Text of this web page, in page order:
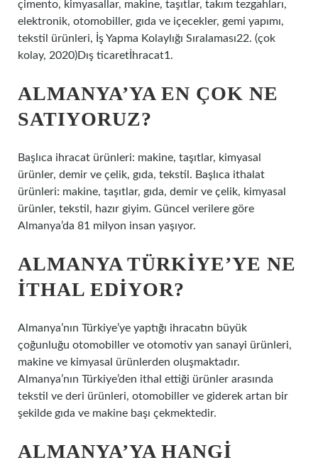
çimento, kimyasallar, makine, taşıtlar, takım tezgahları,
elektronik, otomobiller, gıda ve içecekler, gemi yapımı,
tekstil ürünleri, İş Yapma Kolaylığı Sıralaması22. (çok
kolay, 2020)Dış ticaretİhracat1.
ALMANYA’YA EN ÇOK NE
SATIYORUZ?
Başlıca ihracat ürünleri: makine, taşıtlar, kimyasal
ürünler, demir ve çelik, gıda, tekstil. Başlıca ithalat
ürünleri: makine, taşıtlar, gıda, demir ve çelik, kimyasal
ürünler, tekstil, hazır giyim. Güncel verilere göre
Almanya’da 81 milyon insan yaşıyor.
ALMANYA TÜRKIYE’YE NE
ITHAL EDIYOR?
Almanya’nın Türkiye’ye yaptığı ihracatın büyük
çoğunluğu otomobiller ve otomotiv yan sanayi ürünleri,
makine ve kimyasal ürünlerden oluşmaktadır.
Almanya’nın Türkiye’den ithal ettiği ürünler arasında
tekstil ve deri ürünleri, otomobiller ve giderek artan bir
şekilde gıda ve makine başı çekmektedir.
ALMANYA’YA HANGI